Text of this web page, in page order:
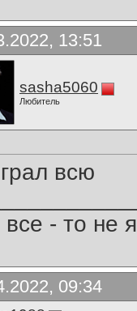
13:51
sasha5060
Любитель
всю
все - то не я
09:34